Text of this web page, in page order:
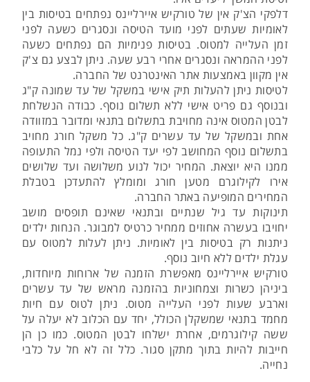
דלפקי הצ'ק אין של טורקיש איירליינס נפתחים בטיסות בין
לאומיות שעתים לפני מועד הטיסה ונסגרים כשעה לפני
זמן העלייה למטוס. בטיסות פנימיות הם נפתחים כשעה
לפני ההמראה ונסגרים אחרי רבע שעה. ניתן לבצע גם צ'ק
אין מקוון באמצעות אתר האינטרנט של החברה.
לטיסות ניתן להעלות תיק אישי במשקל של עד שמונה ק"ג
ובנוסף גם פריט אישי ללא תשלום נוסף. כבודה הנשלחת
לבטן המטוס אינה מחויבת בתשלום בתנאי ומדובר במזוודה
אחת ובמשקל של עד עשרים ק"ג. כל משקל חורג מחויב
בתשלום נוסף המחושב לפי יעד הטיסה ולפי נמל התעופה
ממנו היא יוצאת. המחיר יכול לנוע משלושה ועד שלושים
אירו לקילוגרם מטען חורג ומומלץ להתעדכן בטבלת
המחירים המופיעה באתר החברה.
תינוקות עד גיל שנתיים ובתנאי שאינם תופסים מושב
יחויבו בעשרה אחוזים ממחיר כרטיס למבוגר. הנחות ילדים
ניתנות רק בטיסות בין לאומיות. ניתן לעלות למטוס עם
עגלת ילדים ללא חיוב נוסף.
טורקיש איירליינס מאפשרת הזמנה של ארוחות מיוחדות,
ביניהן כשרות וצמחוניות בהזמנה מראש של עד עשרים
וארבע שעות לפני העלייה מטוס. ניתן לטוס עם חיות
מחמד בתנאי שמשקלן הכולל, יחד עם הכלוב לא יעלה על
ששה קילוגרמים, אחרת ישלחו לבטן המטוס. כמו כן הן
חייבות להיות בתוך מתקן סגור. כלל זה לא חל על כלבי
נחייה.